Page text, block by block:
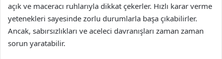
açık ve maceracı ruhlarıyla dikkat çekerler. Hızlı karar verme
yetenekleri sayesinde zorlu durumlarla başa çıkabilirler.
Ancak, sabırsızlıkları ve aceleci davranışları zaman zaman
sorun yaratabilir.